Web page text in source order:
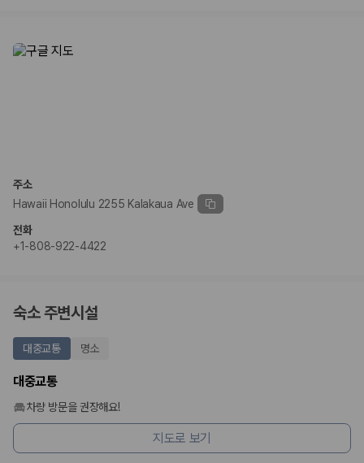
제주렌트카 최저가는 차량 기본요금만으로 판단하기 어렵습니다. 보험 포
수준을 선택할 수 있습니다.
3. 제주공항 접근성과 셔틀 조건을 함께 확인하세요
제주 렌트카는 차량 인수 위치와 셔틀 편의성에 따라 실제 이용 만족도가
제주도 렌트카 차종별 가격비교
경차·소형차
혼자 또는 2인 여행에 적합하며 제주 렌트카 최저가를 찾는 사용자
가 가장 먼저 비교하는 차종입니다.
준중형·중형차
커플·친구 여행에서 많이 선택되며 가격과 승차감의 균형이 좋은 차
종입니다.
가족 여행, 짐이 많은 여행, 장거리 이동에 적합하며 보험 조건과 차
주소
Hawaii Honolulu 2255 Kalakaua Ave
전화
+1-808-922-4422
숙소 주변시설
대중교통 명소
대중교통
차량 방문을 권장해요!
지도로 보기